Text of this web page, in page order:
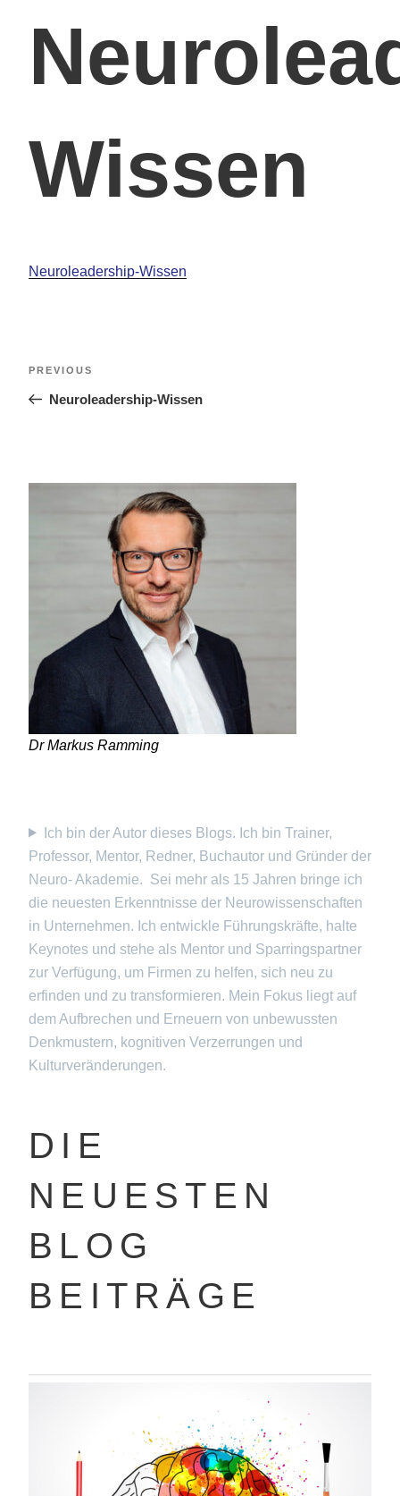
Wissen
Neuroleadership-Wissen
PREVIOUS
Neuroleadership-Wissen
Dr Markus Ramming
Ich bin der Autor dieses Blogs. Ich bin Trainer,
Professor, Mentor, Redner, Buchautor und Gründer der
Neuro- Akademie. Sei mehr als 15 Jahren bringe ich
die neuesten Erkenntnisse der Neurowissenschaften
in Unternehmen. Ich entwickle Führungskräfte, halte
Keynotes und stehe als Mentor und Sparringspartner
zur Verfügung, um Firmen zu helfen, sich neu zu
erfinden und zu transformieren. Mein Fokus liegt auf
dem Aufbrechen und Erneuern von unbewussten
Denkmustern, kognitiven Verzerrungen und
Kulturveränderungen.
DIE
NEUESTEN
BLOG
BEITRÄGE